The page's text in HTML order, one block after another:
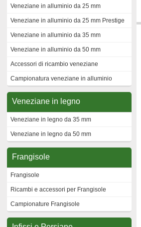
Veneziane in alluminio da 25 mm
Veneziane in alluminio da 25 mm Prestige
Veneziane in alluminio da 35 mm
Veneziane in alluminio da 50 mm
Accessori di ricambio veneziane
Campionatura veneziane in alluminio
Veneziane in legno
Veneziane in legno da 35 mm
Veneziane in legno da 50 mm
Frangisole
Frangisole
Ricambi e accessori per Frangisole
Campionature Frangisole